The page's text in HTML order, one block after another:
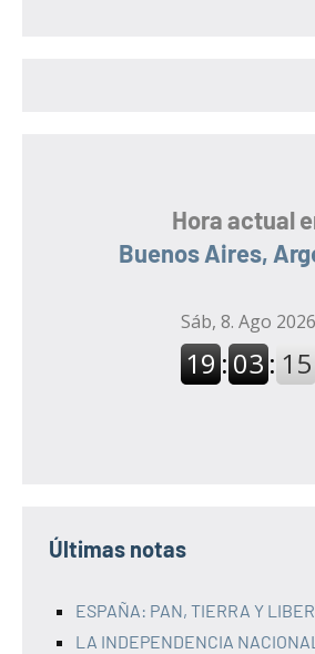
Hora actual
Buenos Aires,
Últimas notas
ESPAÑA: PAN, TIERRA Y
LA INDEPENDENCIA